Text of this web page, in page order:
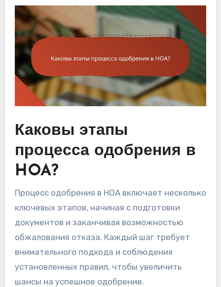
Каковы этапы
процесса одобрения в
HOA?
Процесс одобрения в HOA включает несколько
ключевых этапов, начиная с подготовки
документов и заканчивая возможностью
обжалования отказа. Каждый шаг требует
внимательного подхода и соблюдения
установленных правил, чтобы увеличить
шансы на успешное одобрение.